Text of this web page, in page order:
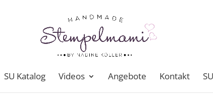
SU Katalog Videos Angebote Kontakt